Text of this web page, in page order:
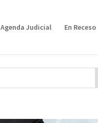
Agenda Judicial En Receso